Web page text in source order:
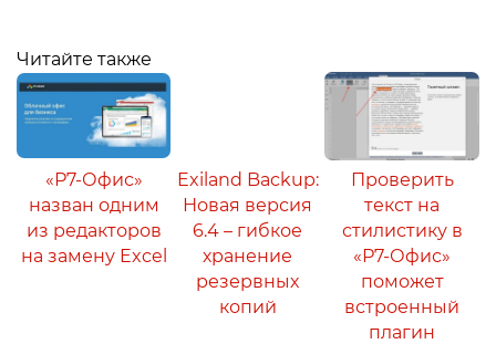
Читайте также
«Р7-Офис»
назван одним
из редакторов
на замену Excel
Exiland Backup:
Новая версия
6.4 – гибкое
хранение
резервных
копий
Проверить
текст на
стилистику в
«Р7-Офис»
поможет
встроенный
плагин